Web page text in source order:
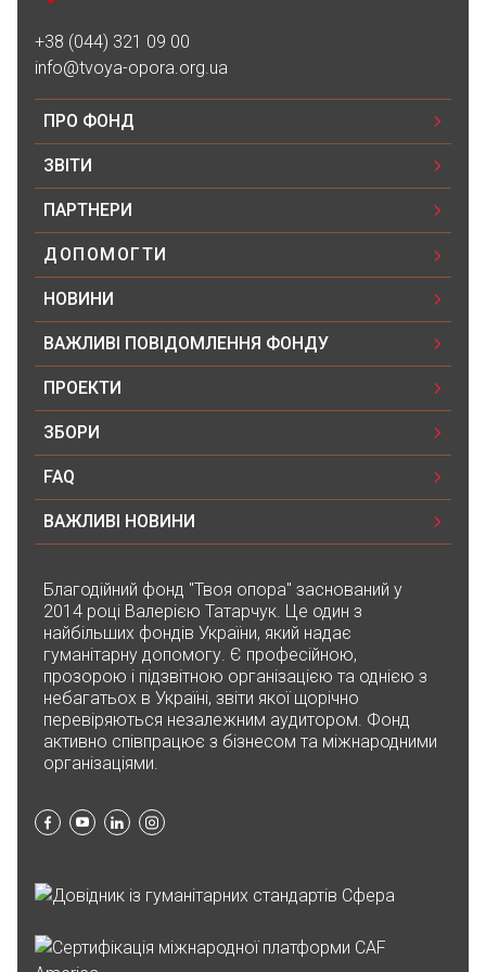
50₴
Благодійна допомога
27.05.2023 08:01
200₴
Ірина Гуменюк
27.05.2023 07:59
200₴
Аліна Третяк Третяк
25.05.2023 18:57
1000₴
Благодійна допомога
50₴
25.05.2023 15:16
1₴
Благодійна допомога
25.05.2023 14:26
500₴
Iлона Iгорiвна Давидова Давидова
25.05.2023 08:39
25.05.2023 01:45
+38 (044) 321 09 00
info@tvoya-opora.org.ua
ПРО ФОНД
ЗВІТИ
ПАРТНЕРИ
ДОПОМОГТИ
НОВИНИ
ВАЖЛИВІ ПОВІДОМЛЕННЯ ФОНДУ
ПРОЕКТИ
ЗБОРИ
FAQ
ВАЖЛИВІ НОВИНИ
Благодійний фонд "Твоя опора" заснований у
2014 році Валерією Татарчук. Це один з
найбільших фондів України, який надає
гуманітарну допомогу. Є професійною,
прозорою і підзвітною організацією та однією з
небагатьох в Україні, звіти якої щорічно
перевіряються незалежним аудитором. Фонд
активно співпрацює з бізнесом та міжнародними
організаціями.